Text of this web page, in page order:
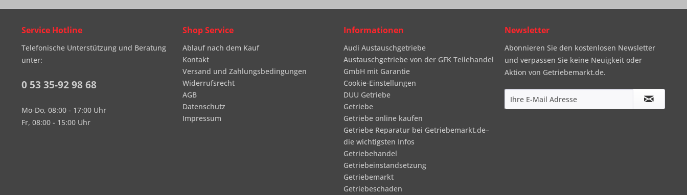
Service Hotline
Telefonische Unterstützung und Beratung
unter:
0 53 35-92 98 68
Mo-Do, 08:00 - 17:00 Uhr
Fr, 08:00 - 15:00 Uhr
Shop Service
Ablauf nach dem Kauf
Kontakt
Versand und Zahlungsbedingungen
Widerrufsrecht
AGB
Datenschutz
Impressum
Informationen
Audi Austauschgetriebe
Austauschgetriebe von der GFK Teilehandel
GmbH mit Garantie
Cookie-Einstellungen
DUU Getriebe
Getriebe
Getriebe online kaufen
Getriebe Reparatur bei Getriebemarkt.de–
die wichtigsten Infos
Getriebehandel
Getriebeinstandsetzung
Getriebemarkt
Getriebeschaden
Newsletter
Abonnieren Sie den kostenlosen Newsletter
und verpassen Sie keine Neuigkeit oder
Aktion von Getriebemarkt.de.